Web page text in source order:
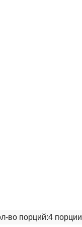
во порций:4 порции